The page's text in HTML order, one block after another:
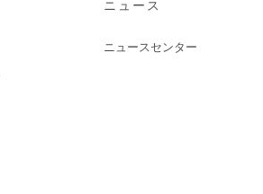
ニュース
ニュースセンター